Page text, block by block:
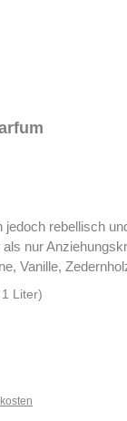
rebellisch
die Damenwelt.
by Federico Mahora. Liter)